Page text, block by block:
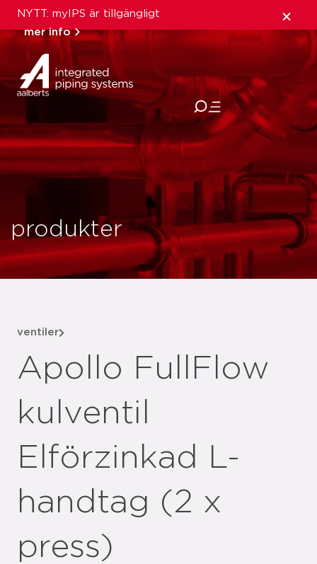
NYTT: myIPS är tillgängligt
mer info
stäng
produkter
ventiler
Apollo FullFlow
kulventil
Elförzinkad L-
handtag (2 x
press)